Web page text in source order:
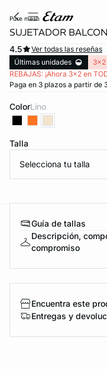
pure mesh
SUJETADOR
4.5
Ver todas las reseñas
Últimas unidades
3x2
REBAJAS: ¡Ahora 3x2 en
Paga en 3 plazos a partir de
Color lino
Talla
Selecciona tu talla
Guía de tallas
Descripción,
compromiso
Encuentra este
Entregas y